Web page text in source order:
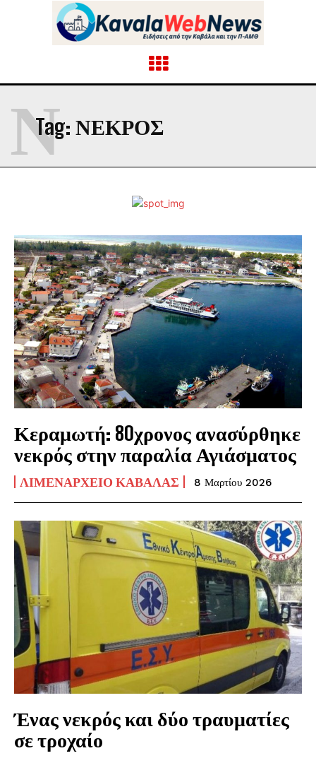
Tag: ΝΕΚΡΟΣ
Ν
Κεραμωτή: 80χρονος ανασύρθηκε
νεκρός στην παραλία Αγιάσματος
ΛΙΜΕΝΑΡΧΕΊΟ ΚΑΒΆΛΑΣ 8 Μαρτίου 2026
Ένας νεκρός και δύο τραυματίες
σε τροχαίο